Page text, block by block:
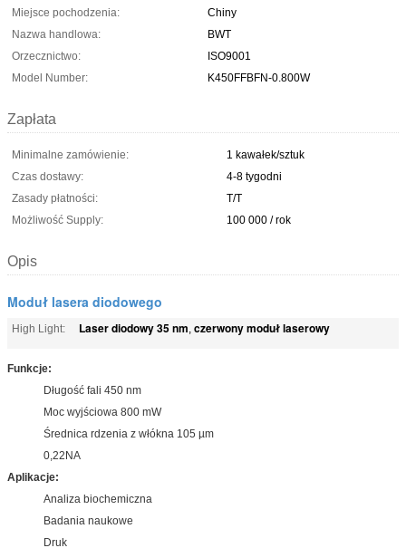
Miejsce pochodzenia:
Chiny
Nazwa handlowa:
BWT
Orzecznictwo:
ISO9001
Model Number:
K450FFBFN-0.800W
Zapłata
Minimalne zamówienie:
1 kawałek/sztuk
Czas dostawy:
4-8 tygodni
Zasady płatności:
T/T
Możliwość Supply:
100 000 / rok
Opis
Moduł lasera diodowego
High Light: Laser diodowy 35 nm, czerwony moduł laserowy
Funkcje:
Długość fali 450 nm
Moc wyjściowa 800 mW
Średnica rdzenia z włókna 105 µm
0,22NA
Aplikacje:
Analiza biochemiczna
Badania naukowe
Druk